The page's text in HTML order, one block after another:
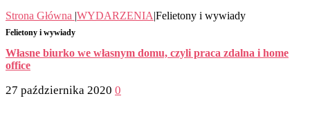
Strona Główna |WYDARZENIA|Felietony i wywiady
Felietony i wywiady
Własne biurko we własnym domu, czyli praca zdalna i home
office
27 października 2020 0